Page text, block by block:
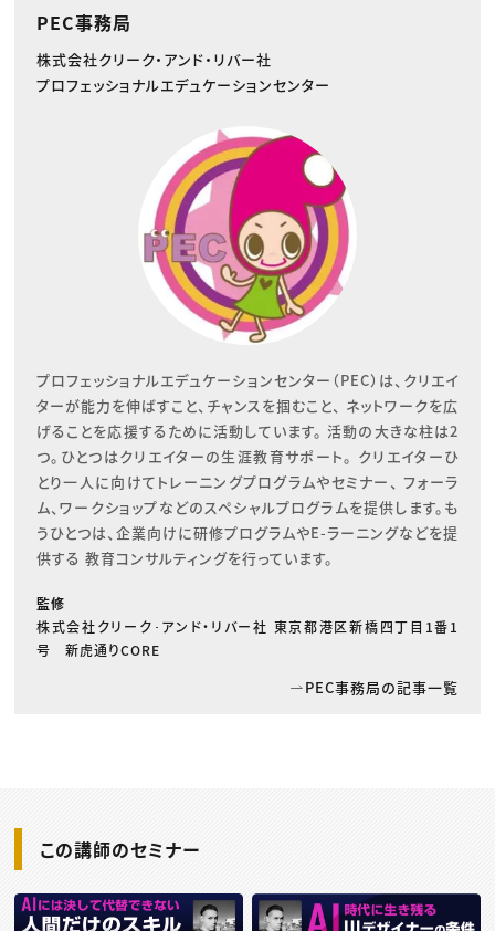
PEC事務局
株式会社クリーク・アンド・リバー社
プロフェッショナルエデュケーションセンター
プロフェッショナルエデュケーションセンター（PEC）は、クリエイ
ターが能力を伸ばすこと、チャンスを掴むこと、 ネットワークを広
げることを応援するために活動しています。 活動の大きな柱は2
つ。ひとつはクリエイターの生涯教育サポート。 クリエイターひ
とり一人に向けてトレーニングプログラムやセミナー、 フォーラ
ム、ワークショップなどのスペシャルプログラムを提供します。も
うひとつは、企業向けに研修プログラムやE-ラーニングなどを提
供する 教育コンサルティングを行っています。
監修
株式会社クリーク･アンド・リバー社 東京都港区新橋四丁目1番1
号 新虎通りCORE
PEC事務局の記事一覧
この講師のセミナー